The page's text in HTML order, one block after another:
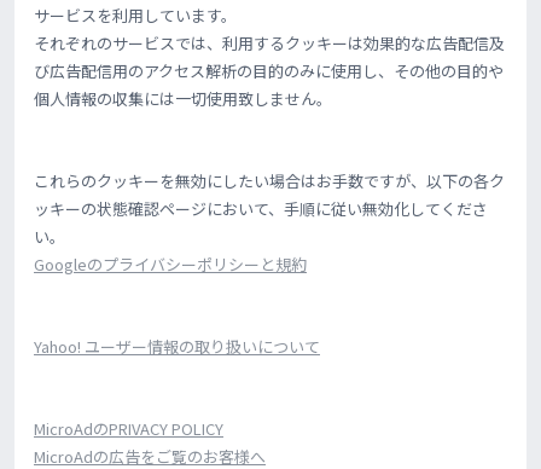
サービスを利用しています。
それぞれのサービスでは、利用するクッキーは効果的な広告配信及
び広告配信用のアクセス解析の目的のみに使用し、その他の目的や
個人情報の収集には一切使用致しません。
これらのクッキーを無効にしたい場合はお手数ですが、以下の各ク
ッキーの状態確認ページにおいて、手順に従い無効化してくださ
い。
Googleのプライバシーポリシーと規約
Yahoo! ユーザー情報の取り扱いについて
MicroAdのPRIVACY POLICY
MicroAdの広告をご覧のお客様へ